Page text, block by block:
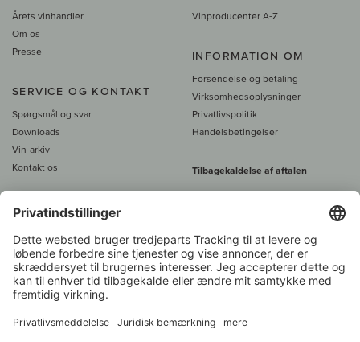
Årets vinhandler
Om os
Presse
SERVICE OG KONTAKT
Spørgsmål og svar
Downloads
Vin-arkiv
Kontakt os
Vinproducenter A-Z
INFORMATION OM
Forsendelse og betaling
Virksomhedsoplysninger
Privatlivspolitik
Handelsbetingelser
Tilbagekaldelse af aftalen
Alle priser er inkl. moms, plus 39
450 DKK gratis fragt
Kundeservice: